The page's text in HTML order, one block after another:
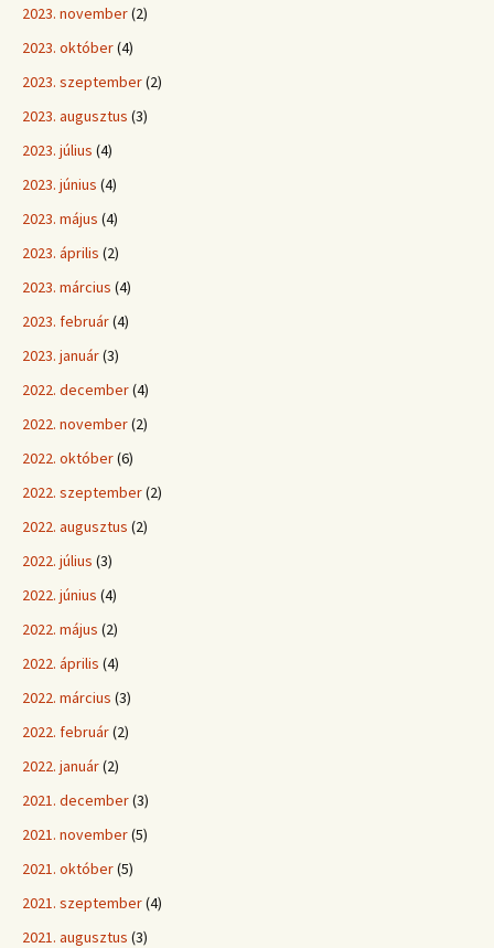
2023. november(2)
2023. október(4)
2023. szeptember(2)
2023. augusztus (3)
2023. július (4)
2023. június (4)
2023. május (4)
2023. április (2)
2023. március (4)
2023. február(4)
2023. január(3)
2022. december(4)
2022. november(2)
2022. október(6)
2022. szeptember(2)
2022. augusztus (2)
2022. július (3)
2022. június (4)
2022. május (2)
2022. április (4)
2022. március (3)
2022. február(2)
2022. január(2)
2021. december(3)
2021. november(5)
2021. október(5)
2021. szeptember(4)
2021. augusztus (3)